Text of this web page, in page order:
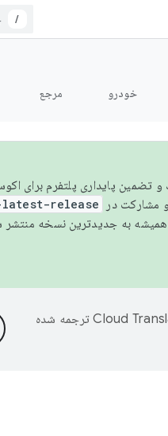
/
خودرو مرجع
و تضمین پایداری پلتفرم برای
latest-release
ترجمه شده